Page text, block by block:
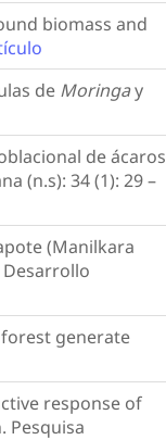
biomass and
de Moringay
de ácaros
(n.s): 34 (1): 29 –
(Manilkara
forest generate
response of
Pesquisa